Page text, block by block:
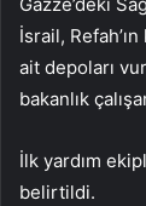
İsrail,
ait depoları
bakanlık
İlk yardım
belirtildi.